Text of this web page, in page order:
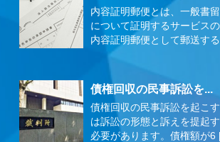
内容証明郵便とは、一般書
について証明するサービス
内容証明郵便として郵送す
債権回収の民事訴訟を...
債権回収の民事訴訟を起こ
は訴訟の形態と訴えを提起
必要があります。債権額が